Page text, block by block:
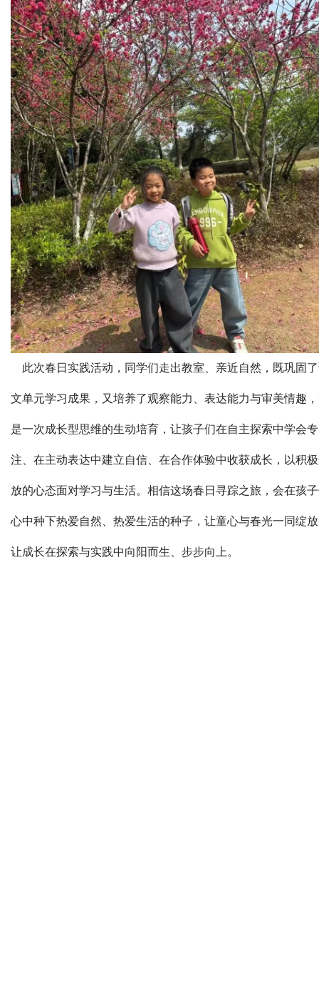
此次春日实践活动，同学们走出教室、亲近自然，既巩固
文单元学习成果，又培养了观察能力、表达能力与审美情趣
是一次成长型思维的生动培育，让孩子们在自主探索中学会专
注、在主动表达中建立自信、在合作体验中收获成长，以积
放的心态面对学习与生活。相信这场春日寻踪之旅，会在孩
心中种下热爱自然、热爱生活的种子，让童心与春光一同绽
让成长在探索与实践中向阳而生、步步向上。